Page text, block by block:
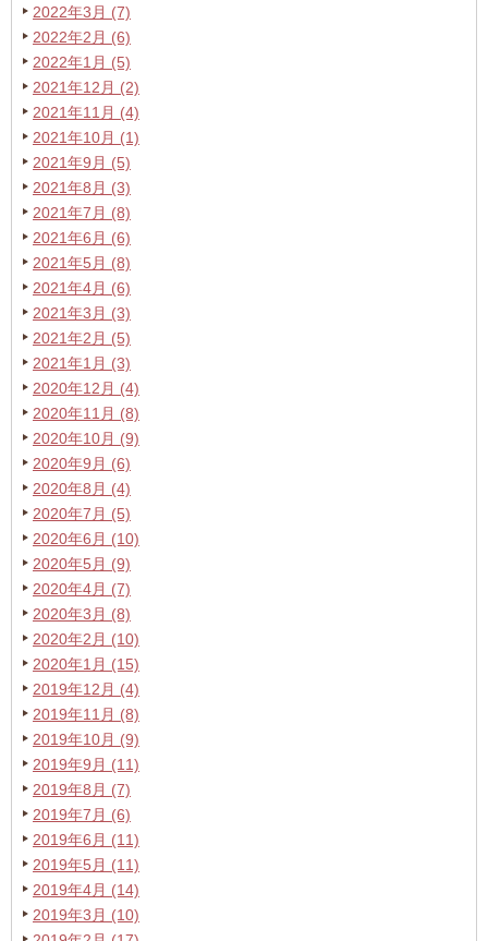
2022年3月 (7)
2022年2月 (6)
2022年1月 (5)
2021年12月 (2)
2021年11月 (4)
2021年10月 (1)
2021年9月 (5)
2021年8月 (3)
2021年7月 (8)
2021年6月 (6)
2021年5月 (8)
2021年4月 (6)
2021年3月 (3)
2021年2月 (5)
2021年1月 (3)
2020年12月 (4)
2020年11月 (8)
2020年10月 (9)
2020年9月 (6)
2020年8月 (4)
2020年7月 (5)
2020年6月 (10)
2020年5月 (9)
2020年4月 (7)
2020年3月 (8)
2020年2月 (10)
2020年1月 (15)
2019年12月 (4)
2019年11月 (8)
2019年10月 (9)
2019年9月 (11)
2019年8月 (7)
2019年7月 (6)
2019年6月 (11)
2019年5月 (11)
2019年4月 (14)
2019年3月 (10)